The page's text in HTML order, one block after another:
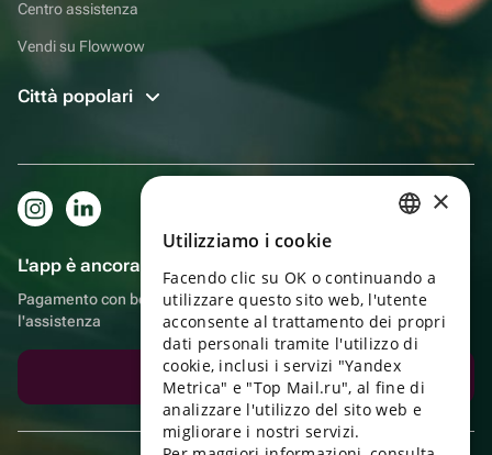
Centro assistenza
Vendi su Flowwow
Città popolari
L'app è ancora più comoda!
Pagamento con bonus, autoconsegna, comoda chat con
l'assistenza
Scarica l'app
ENGLISH
UKRAINIAN
PORTUGUESE
SPANISH
×
Utilizziamo i cookie
Facendo clic su OK o continuando a
utilizzare questo sito web, l'utente
acconsente al trattamento dei propri
dati personali tramite l'utilizzo di
cookie, inclusi i servizi "Yandex
Metrica" e "Top Mail.ru", al fine di
analizzare l'utilizzo del sito web e
migliorare i nostri servizi.